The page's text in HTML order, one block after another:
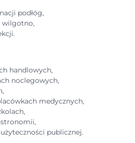
podłóg,
wilgotno,
handlowych,
noclegowych,
medycznych,
publicznej.